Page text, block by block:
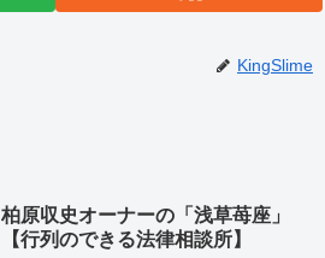
KingSlime
柏原収史オーナーの「浅草苺座」
【行列のできる法律相談所】